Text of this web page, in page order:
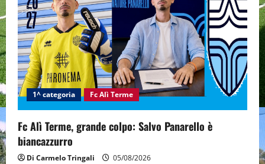
g
a
t
i
o
n
1^ categoria Fc Alì Terme
Fc Alì Terme, grande colpo: Salvo Panarello è
biancazzurro
Di Carmelo Tringali 05/08/2026